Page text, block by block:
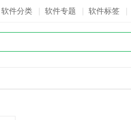
软件分类 软件专题 软件标签